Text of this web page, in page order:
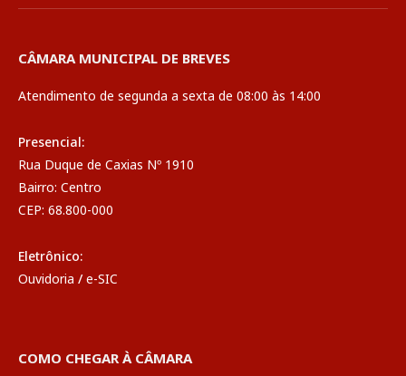
CÂMARA MUNICIPAL DE BREVES
Atendimento de segunda a sexta de 08:00 às 14:00
Presencial:
Rua Duque de Caxias Nº 1910
Bairro: Centro
CEP: 68.800-000
Eletrônico:
Ouvidoria / e-SIC
COMO CHEGAR À CÂMARA